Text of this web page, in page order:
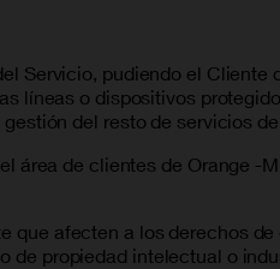
Servicio, pudiendo el
líneas o dispositivos
del resto de servicios
de clientes de Orange -
afecten a los derechos
de propiedad intelectual o